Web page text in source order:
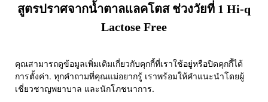
สูตรปราศจากน้ำตาลแลคโตส ช่วงวัยที่ 1 Hi-q
Lactose Free
คุณสามารถดูข้อมูลเพิ่มเติมเกี่ยวกับคุกกี้ที่เราใช้อยู่หรือปิดคุกกี้ได้
การตั้งค่า. ทุกคำถามที่คุณแม่อยากรู้ เราพร้อมให้คำแนะนำโดยผู้
เชี่ยวชาญพยาบาล และนักโภชนาการ.